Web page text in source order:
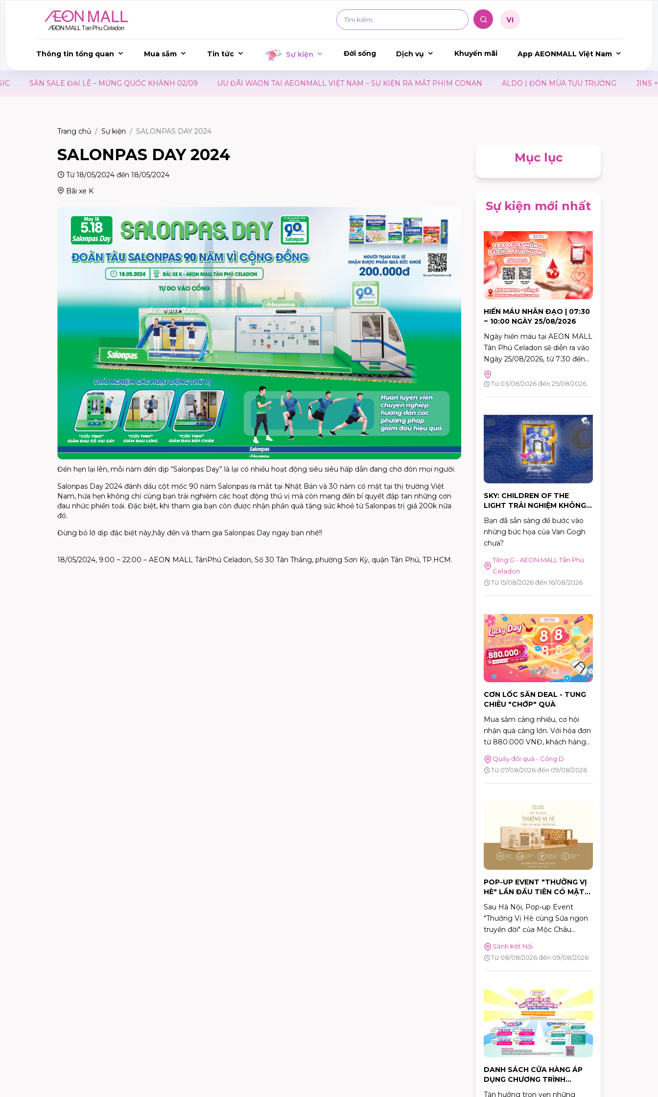
Thông tin tổng quan Mua sắm Tin tức Sự kiện Đời sống Dịch vụ Khuyến mãi App AEONMALL Việt Nam
SALE ĐẠI LỄ – MỪNG QUỐC KHÁNH 02/09 ƯU ĐÃI WAON TẠI AEONMALL VIỆT NAM – SỰ KIỆN RA MẮT PHIM CONAN ALDO | ĐÓN MÙA TỰU TRƯỜNG JINS × THE
Trang chủ Sự kiện SALONPAS DAY 2024
SALONPAS DAY 2024
Từ 18/05/2024 đến 18/05/2024
Bãi xe K
Đến hẹn lại lên, mỗi năm đến dịp “Salonpas Day” là lại có nhiều hoạt động siêu siêu hấp dẫn đang chờ đón mọi người.
Salonpas Day 2024 đánh dấu cột mốc 90 năm Salonpas ra mắt tại Nhật Bản và 30 năm có mặt tại thị trường Việt
Nam, hứa hẹn không chỉ cùng bạn trải nghiệm các hoạt động thú vị mà còn mang đến bí quyết đập tan những cơn
đau nhức phiền toái. Đặc biệt, khi tham gia bạn còn được nhận phần quà tặng sức khoẻ từ Salonpas trị giá 200k nữa
đó.
Đừng bỏ lỡ dịp đặc biệt này,hãy đến và tham gia Salonpas Day ngay bạn nhé!!
18/05/2024, 9:00 ~ 22:00 – AEON MALL TânPhú Celadon, Số 30 Tân Thắng, phường Sơn Kỳ, quận Tân Phú, TP.HCM.
Mục lục
Sự kiện mới nhất
HIẾN MÁU NHÂN ĐẠO | 07:30
~ 10:00 NGÀY 25/08/2026
Ngày hiến máu tại AEON MALL
Tân Phú Celadon sẽ diễn ra vào
Ngày 25/08/2026, từ 7:30 đến
10:00. Đây là dịp tuyệt vời để
mỗi người trong chúng ta góp
cần máu trong cuộc sống. Hãy
đến tham gia và cùng lan tỏa
thông điệp yêu thương qua
hành động cụ thể.
Từ 03/08/2026 đến 25/08/2026
SKY: CHILDREN OF THE
LIGHT TRẢI NGHIỆM KHÔNG
GIAN NGHỆ THUẬT "VAN
GOGH THƯƠNG MẾN"
Bạn đã sẵn sàng để bước vào
những bức họa của Van Gogh
chưa?
Tầng G - AEON MALL Tân Phú
Celadon
Từ 15/08/2026 đến 16/08/2026
CƠN LỐC SĂN DEAL - TUNG
CHIÊU "CHỚP" QUÀ
Mua sắm càng nhiều, cơ hội
nhận quà càng lớn. Với hóa đơn
từ 880.000 VNĐ, khách hàng
sẽ được tham gia trò chơi "Cơn
Lốc Deal" để thử thách phản xạ,
bắt bóng và nhận ngay những
Quầy đổi quà - Cổng D
Từ 07/08/2026 đến 09/08/2026
POP-UP EVENT "THƯỞNG VỊ
HÈ" LẦN ĐẦU TIÊN CÓ MẶT
TÂN PHÚ CELADON
Sau Hà Nội, Pop-up Event
"Thưởng Vị Hè cùng Sữa ngon
truyền đời" của Mộc Châu
Creamery chính thức dừng
chân tại TP.HCM. Trong hai
ngày 08–09/08/2026, khách
đáo, tham gia nhiều hoạt động
tương tác thú vị và nhận quà
tặng phiên bản giới hạn tại
AEON MALL Tân Phú Celadon.
Sảnh Kết Nối
Từ 08/08/2026 đến 09/08/2026
DANH SÁCH CỬA HÀNG ÁP
DỤNG CHƯƠNG TRÌNH
Tận hưởng trọn vẹn những